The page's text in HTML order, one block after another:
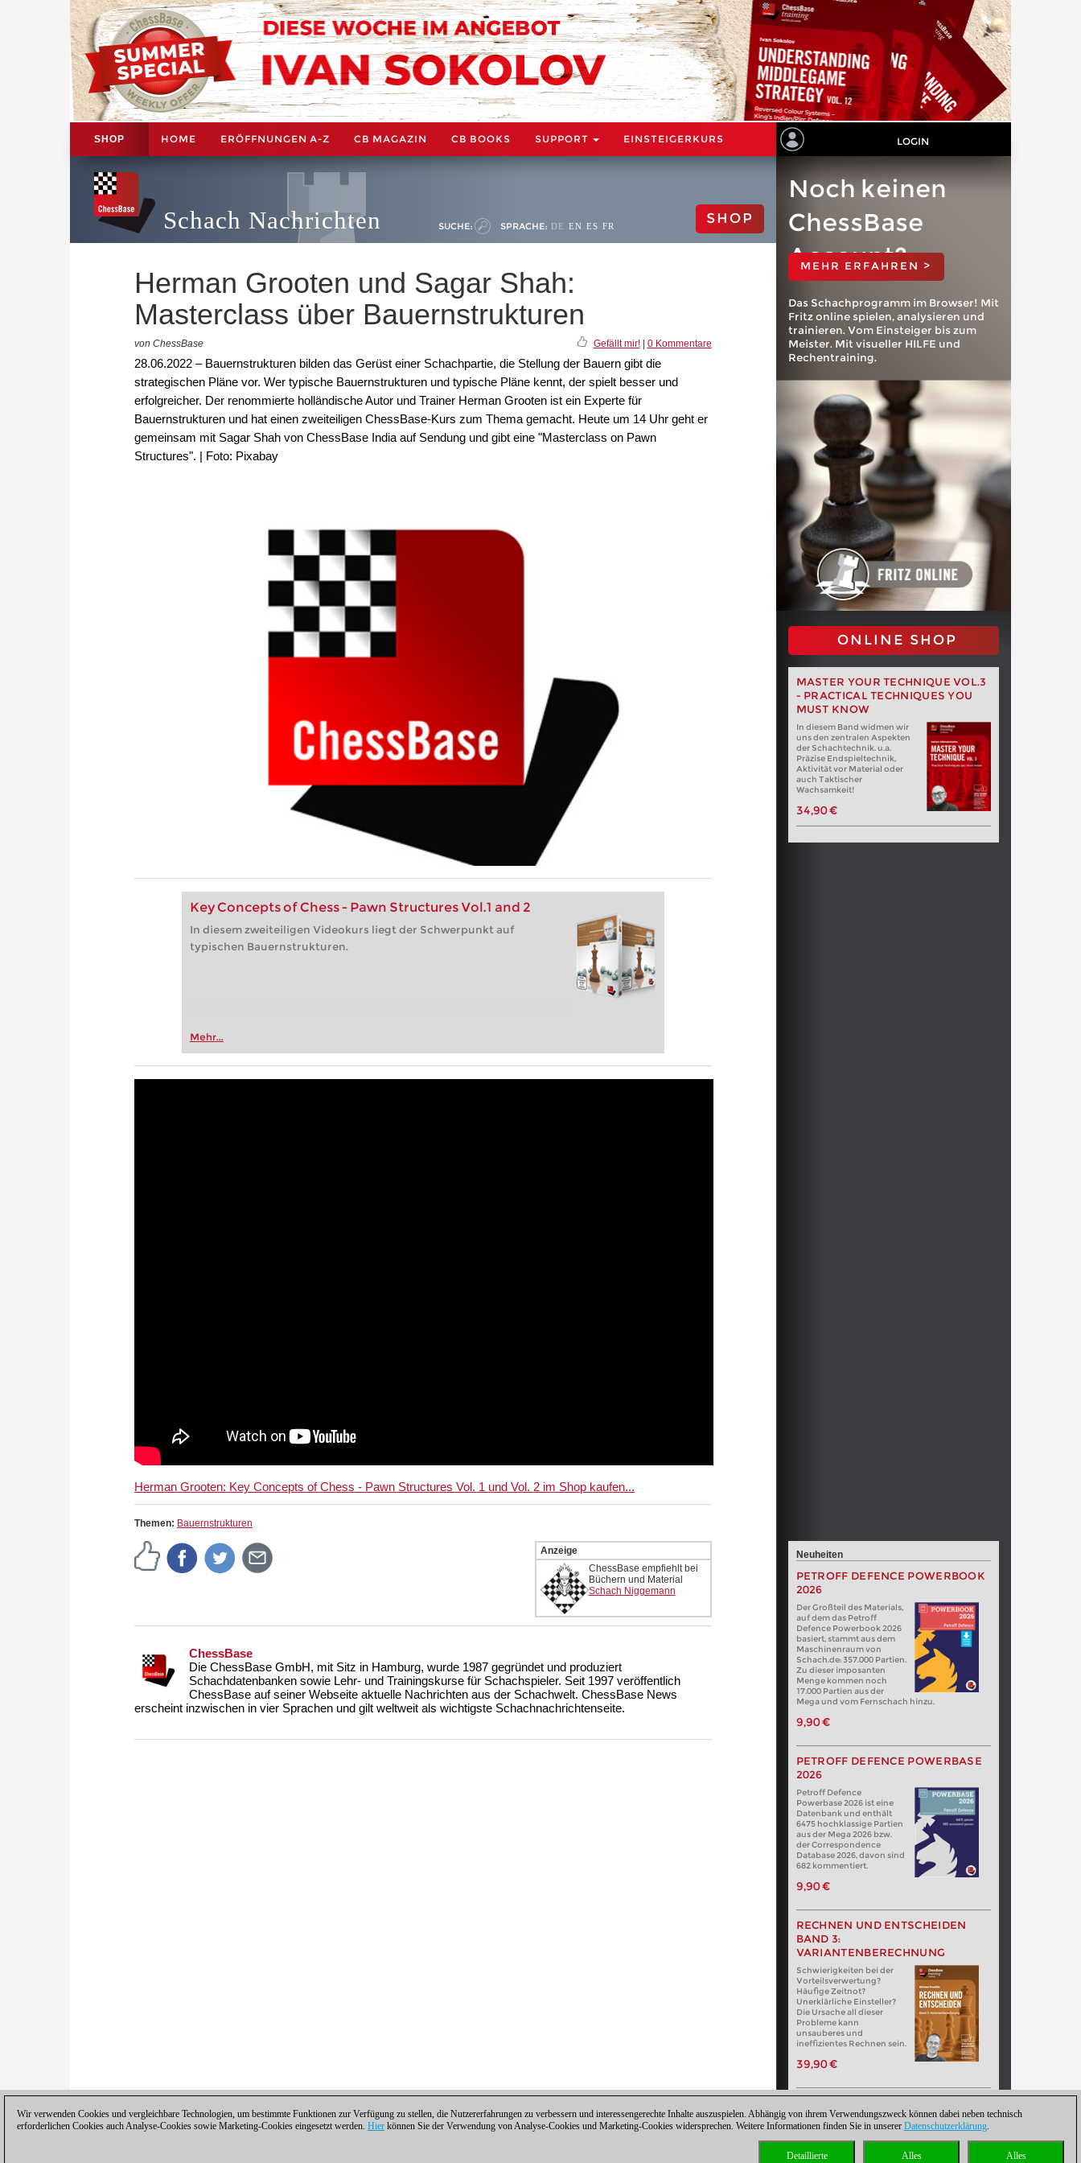
SHOP HOME ERÖFFNUNGEN A-Z CB MAGAZIN CB BOOKS SUPPORT EINSTEIGERKURS LOGIN
Schach Nachrichten SUCHE: SPRACHE: DE EN ES FR SHOP
Herman Grooten und Sagar Shah:
Masterclass über Bauernstrukturen
von ChessBase Gefällt mir!| 0 Kommentare
28.06.2022 – Bauernstrukturen bilden das Gerüst einer Schachpartie, die Stellung der Bauern gibt die
strategischen Pläne vor. Wer typische Bauernstrukturen und typische Pläne kennt, der spielt besser und
erfolgreicher. Der renommierte holländische Autor und Trainer Herman Grooten ist ein Experte für
Bauernstrukturen und hat einen zweiteiligen ChessBase-Kurs zum Thema gemacht. Heute um 14 Uhr geht er
gemeinsam mit Sagar Shah von ChessBase India auf Sendung und gibt eine "Masterclass on Pawn
Structures". | Foto: Pixabay
Key Concepts of Chess - Pawn Structures Vol.1 and 2
In diesem zweiteiligen Videokurs liegt der Schwerpunkt auf
typischen Bauernstrukturen.
Mehr...
Noch keinen
ChessBase
Account?
MEHR ERFAHREN >
Das Schachprogramm im Browser! Mit
Fritz online spielen, analysieren und
trainieren. Vom Einsteiger bis zum
Meister. Mit visueller HILFE und
Rechentraining.
ONLINE SHOP
MASTER YOUR TECHNIQUE VOL.3
- PRACTICAL TECHNIQUES YOU
MUST KNOW
In diesem Band widmen wir
uns den zentralen Aspekten
der Schachtechnik. u.a.
Präzise Endspieltechnik,
Aktivität vor Material oder
auch Taktischer
Wachsamkeit!
34,90 €
Herman Grooten: Key Concepts of Chess - Pawn Structures Vol. 1 und Vol. 2 im Shop kaufen...
Themen: Bauernstrukturen
Anzeige
ChessBase empfiehlt bei
Büchern und Material
Schach Niggemann
ChessBase
Die ChessBase GmbH, mit Sitz in Hamburg, wurde 1987 gegründet und produziert
Schachdatenbanken sowie Lehr- und Trainingskurse für Schachspieler. Seit 1997 veröffentlich
ChessBase auf seiner Webseite aktuelle Nachrichten aus der Schachwelt. ChessBase News
erscheint inzwischen in vier Sprachen und gilt weltweit als wichtigste Schachnachrichtenseite.
Neuheiten
PETROFF DEFENCE POWERBOOK
2026
Der Großteil des Materials,
auf dem das Petroff
Defence Powerbook 2026
basiert, stammt aus dem
Maschinenraum von
Schach.de: 357.000 Partien.
Zu dieser imposanten
Menge kommen noch
17.000 Partien aus der
Mega und vom Fernschach hinzu.
9,90 €
PETROFF DEFENCE POWERBASE
2026
Petroff Defence
Powerbase 2026 ist eine
Datenbank und enthält
6475 hochklassige Partien
aus der Mega 2026 bzw.
der Correspondence
Database 2026, davon sind
682 kommentiert.
9,90 €
RECHNEN UND ENTSCHEIDEN
BAND 3:
VARIANTENBERECHNUNG
Schwierigkeiten bei der
Vorteilsverwertung?
Häufige Zeitnot?
Unerklärliche Einsteller?
Die Ursache all dieser
Probleme kann
unsauberes und
ineffizientes Rechnen sein.
39,90 €
Wir verwenden Cookies und vergleichbare Technologien, um bestimmte Funktionen zur Verfügung zu stellen, die Nutzererfahrungen zu verbessern und interessengerechte Inhalte auszuspielen. Abhängig von ihrem Verwendungszweck können dabei neben technisch
erforderlichen Cookies auch Analyse-Cookies sowie Marketing-Cookies eingesetzt werden. Hier können Sie der Verwendung von Analyse-Cookies und Marketing-Cookies widersprechen. Weitere Informationen finden Sie in unserer Datenschutzerklärung.
Alles
Alles
Detaillierte